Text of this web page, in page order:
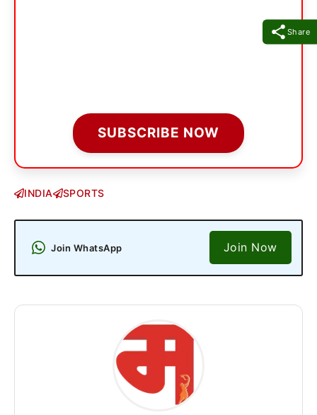
Share
SUBSCRIBE NOW
INDIA SPORTS
Join WhatsApp Join Now